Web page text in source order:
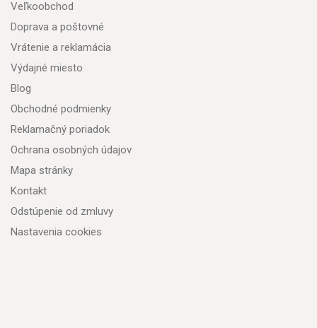
Veľkoobchod
Doprava a poštovné
Vrátenie a reklamácia
Výdajné miesto
Blog
Obchodné podmienky
Reklamačný poriadok
Ochrana osobných údajov
Mapa stránky
Kontakt
Odstúpenie od zmluvy
Nastavenia cookies